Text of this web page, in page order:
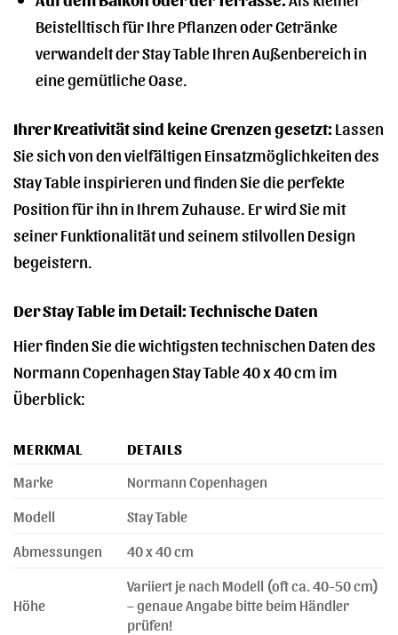
Beistelltisch für Ihre Pflanzen oder Getränke
verwandelt der Stay Table Ihren Außenbereich in
eine gemütliche Oase.
Ihrer Kreativität sind keine Grenzen gesetzt:Lassen
Sie sich von den vielfältigen Einsatzmöglichkeiten des
Stay Table inspirieren und finden Sie die perfekte
Position für ihn in Ihrem Zuhause. Er wird Sie mit
seiner Funktionalität und seinem stilvollen Design
begeistern.
Der Stay Table im Detail: Technische Daten
Hier finden Sie die wichtigsten technischen Daten des
Normann Copenhagen Stay Table 40 x 40 cm im
Überblick:
MERKMAL
DETAILS
Marke
Normann Copenhagen
Modell
Stay Table
Abmessungen
40 x 40 cm
Höhe
Variiert je nach Modell (oft ca. 40-50 cm)
– genaue Angabe bitte beim Händler
prüfen!